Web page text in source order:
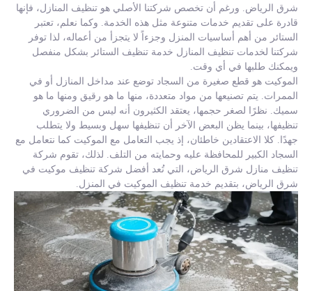
شرق الرياض. ورغم أن تخصص شركتنا الأصلي هو تنظيف المنازل، فإنها
قادرة على تقديم خدمات متنوعة مثل هذه الخدمة. وكما نعلم، تعتبر
الستائر من أهم أساسيات المنزل وجزءاً لا يتجزأ من أعماله، لذا توفر
شركتنا لخدمات تنظيف المنازل خدمة تنظيف الستائر بشكل منفصل
ويمكنك طلبها في أي وقت.
الموكيت هو قطع صغيرة من السجاد توضع عند مداخل المنازل أو في
الممرات. يتم تصنيعها من مواد متعددة، منها ما هو رقيق ومنها ما هو
سميك. نظرًا لصغر حجمها، يعتقد الكثيرون أنه ليس من الضروري
تنظيفها، بينما يظن البعض الآخر أن تنظيفها سهل وبسيط ولا يتطلب
جهدًا. كلا الاعتقادين خاطئان، إذ يجب التعامل مع الموكيت كما نتعامل مع
السجاد الكبير للمحافظة عليه وحمايته من التلف. لذلك، تقوم شركة
تنظيف منازل شرق الرياض، التي تُعد أفضل شركة تنظيف موكيت في
شرق الرياض، بتقديم خدمة تنظيف الموكيت في المنزل.